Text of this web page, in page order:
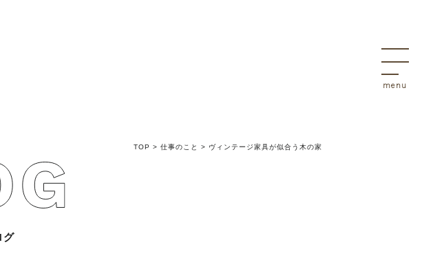
会社概要
TOP > 仕事のこと > ヴィンテージ家具が似合う木の家
グ